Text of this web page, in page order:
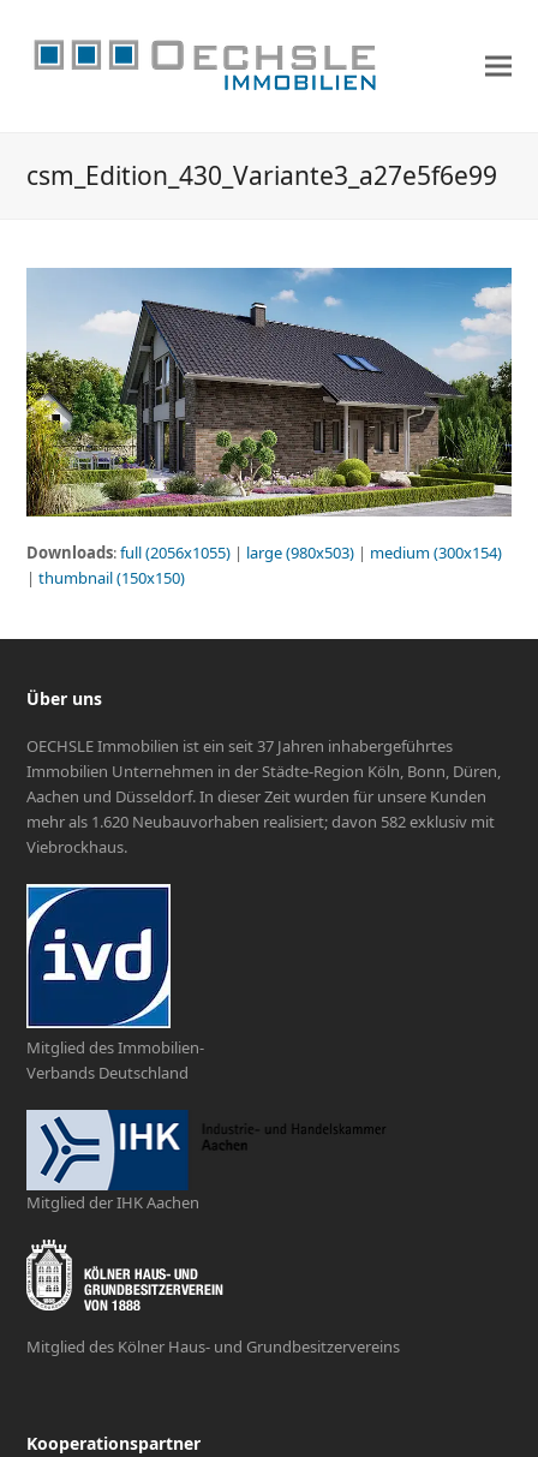
csm_Edition_430_Variante3_a27e5f6e99
Downloads:full (2056x1055) | large (980x503) | medium (300x154)
|thumbnail (150x150)
Über uns
OECHSLE Immobilien ist ein seit 37 Jahren inhabergeführtes
Immobilien Unternehmen in der Städte-Region Köln, Bonn, Düren,
Aachen und Düsseldorf. In dieser Zeit wurden für unsere Kunden
mehr als 1.620 Neubauvorhaben realisiert; davon 582 exklusiv mit
Viebrockhaus.
Mitglied des Immobilien-
Verbands Deutschland
Mitglied der IHK Aachen
Mitglied des Kölner Haus- und Grundbesitzervereins
Kooperationspartner